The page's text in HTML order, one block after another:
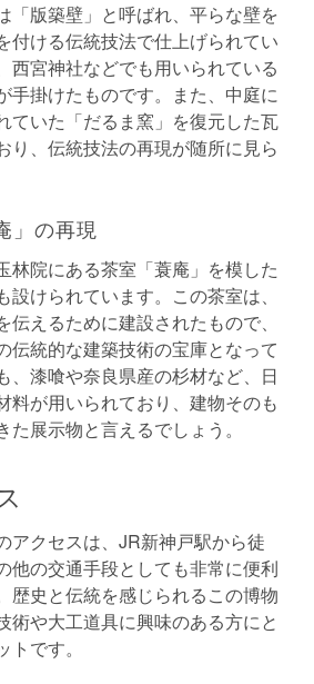
「版築壁」と呼ばれ、平らな壁を
付ける伝統技法で仕上げられてい
西宮神社などでも用いられている
手掛けたものです。また、中庭に
ていた「だるま窯」を復元した瓦
り、伝統技法の再現が随所に見ら
」の再現
林院にある茶室「蓑庵」を模した
けられています。この茶室は、
えるために建設されたもので、
伝統的な建築技術の宝庫となって
、漆喰や奈良県産の杉材など、日
料が用いられており、建物そのも
展示物と言えるでしょう。
アクセスは、JR新神戸駅から徒
他の交通手段としても非常に便利
歴史と伝統を感じられるこの博物
術や大工道具に興味のある方にと
です。